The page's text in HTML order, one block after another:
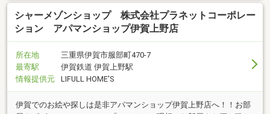
シャーメゾンショップ 株式会社プラネットコーポレー
ション アパマンショップ伊賀上野店
所在地
三重県伊賀市服部町470-7
最寄駅
伊賀鉄道 伊賀上野駅
情報提供元
LIFULL HOME'S
伊賀でのお絵や探しは是非アパマンショップ伊賀上野店へ！！お部